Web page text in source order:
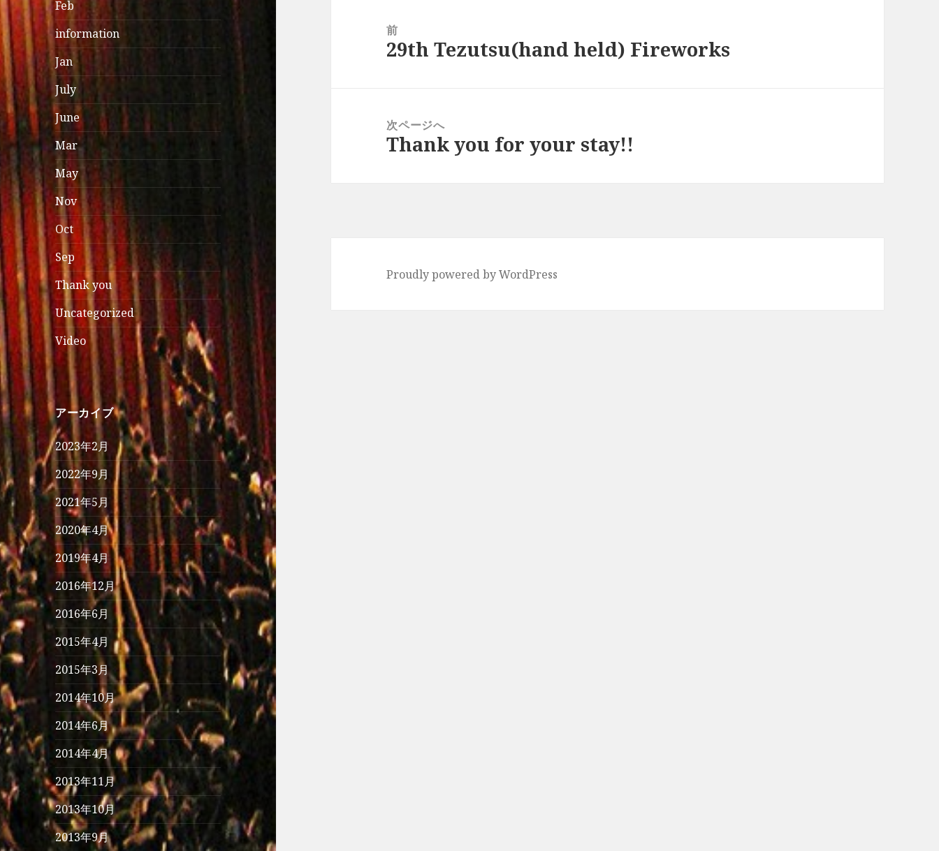
Feb
information
Jan
July
June
Mar
May
Nov
Oct
Sep
Thank you
Uncategorized
Video
アーカイブ
2023年2月
2022年9月
2021年5月
2020年4月
2019年4月
2016年12月
2016年6月
2015年4月
2015年3月
2014年10月
2014年6月
2014年4月
2013年11月
2013年10月
2013年9月
前
前
29th Tezutsu(hand held) Fireworks
次ページへ
次
Thank you for your stay!!
Proudly powered by WordPress